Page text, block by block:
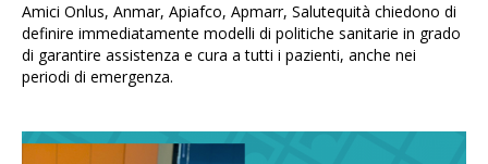
Amici Onlus, Anmar, Apiafco, Apmarr, Salutequità chiedono di
definire immediatamente modelli di politiche sanitarie in grado
di garantire assistenza e cura a tutti i pazienti, anche nei
periodi di emergenza.